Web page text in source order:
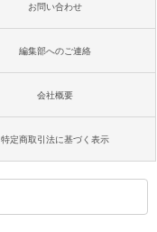
お問い合わせ
編集部へのご連絡
会社概要
特定商取引法に基づく表示